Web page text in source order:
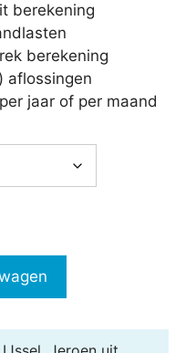
berekening
berekening
aflossingen
jaar of per maand